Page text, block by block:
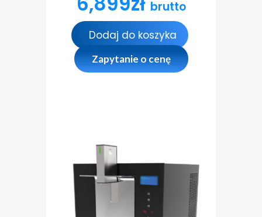
brutto
Dodaj do koszyka
Zapytanie o cenę